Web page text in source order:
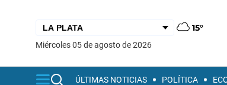
15°
miércoles 05 de agosto de 2026
ÚLTIMAS NOTICIAS POLÍTICA